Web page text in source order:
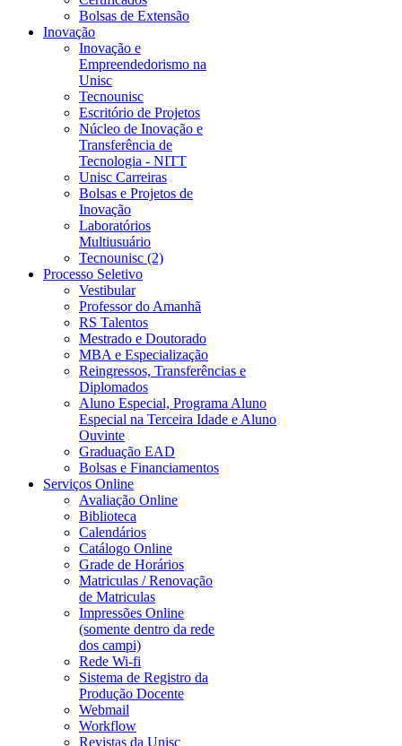
Bolsas de Extensão
Inovação
Inovação e
Empreendedorismo na
Unisc
Tecnounisc
Escritório de Projetos
Núcleo de Inovação e
Transferência de
Tecnologia - NITT
Unisc Carreiras
Bolsas e Projetos de
Inovação
Laboratórios
Multiusuário
Tecnounisc (2)
Processo Seletivo
Vestibular
Professor do Amanhã
RS Talentos
Mestrado e Doutorado
MBA e Especialização
Reingressos, Transferências e
Diplomados
Aluno Especial, Programa Aluno
Especial na Terceira Idade e Aluno
Ouvinte
Graduação EAD
Bolsas e Financiamentos
Serviços Online
Avaliação Online
Biblioteca
Calendários
Catálogo Online
Grade de Horários
Matriculas / Renovação
de Matriculas
Impressões Online
(somente dentro da rede
dos campi)
Rede Wi-fi
Sistema de Registro da
Produção Docente
Webmail
Workflow
Revistas da Unisc